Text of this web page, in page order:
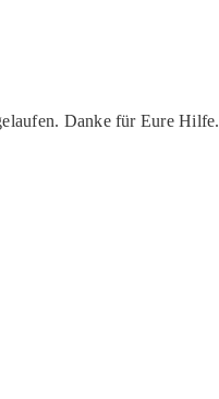
Danke für Eure Hilfe.